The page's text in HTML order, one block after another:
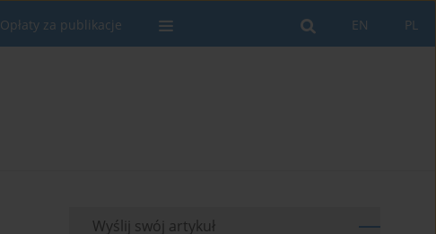
PL
EN
Opłaty za publikacje
Wyślij swój artykuł